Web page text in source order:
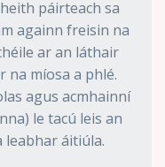
páirteach sa
againn freisin na
ar an láthair
na míosa a phlé.
agus acmhainní
le tacú leis an
leabhar áitiúla.